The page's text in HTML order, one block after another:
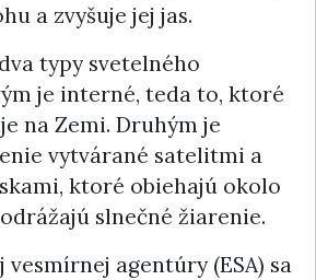
a zvyšuje jej jas.
typy svetelného
je interné, teda to, ktoré
na Zemi. Druhým je
vytvárané satelitmi a
ktoré obiehajú okolo
slnečné žiarenie.
vesmírnej agentúry (ESA) sa